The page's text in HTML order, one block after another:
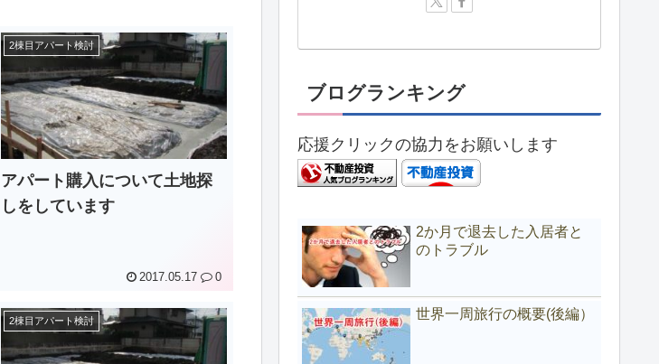
2棟目アパート検討
アパート購入について土地探
しをしています
2017.05.17 0
2棟目アパート検討
ブログランキング
応援クリックの協力をお願いします
2か月で退去した入居者と
のトラブル
世界一周旅行の概要(後編）